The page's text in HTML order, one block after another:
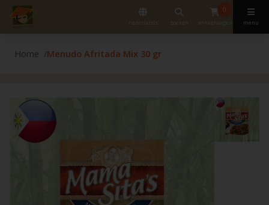
nederlands zoeken
0
winkelwagen menu
Home Menudo Afritada Mix 30 gr